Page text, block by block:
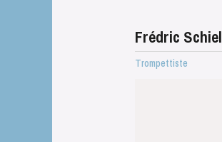
Frédric Schiel
Trompettiste